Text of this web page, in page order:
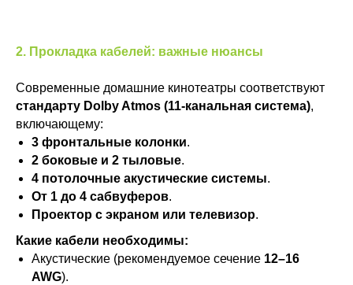
2. Прокладка кабелей: важные нюансы
Современные домашние кинотеатры соответствуют
стандарту Dolby Atmos (11-канальная система),
включающему:
3 фронтальные колонки.
2 боковые и 2 тыловые.
4 потолочные акустические системы.
От 1 до 4 сабвуферов.
Проектор с экраном или телевизор.
Какие кабели необходимы:
Акустические (рекомендуемое сечение 12–16
AWG).